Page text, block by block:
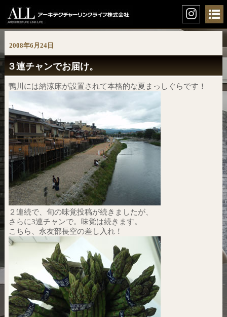
2008年6月24日
３連チャンでお届け。
鴨川には納涼床が設置されて本格的な夏まっしぐらです！
２連続で、旬の味覚投稿が続きましたが、
さらに3連チャンで。味覚は続きます。
こちら、永友部長空の差し入れ！